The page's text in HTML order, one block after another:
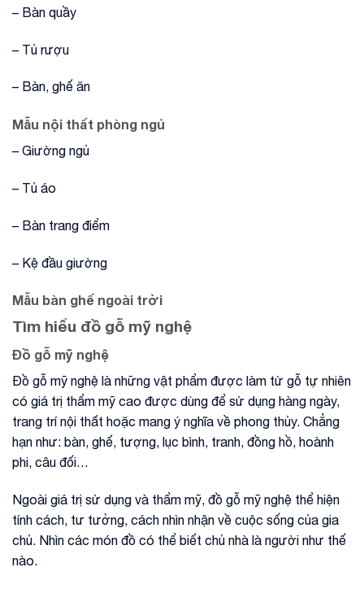
– Bàn quầy
– Tủ rượu
– Bàn, ghế ăn
Mẫu nội thất phòng ngủ
– Giường ngủ
– Tủ áo
– Bàn trang điểm
– Kệ đầu giường
Mẫu bàn ghế ngoài trời
Tìm hiểu đồ gỗ mỹ nghệ
Đồ gỗ mỹ nghệ
Đồ gỗ mỹ nghệ là những vật phẩm được làm từ gỗ tự nhiên
có giá trị thẩm mỹ cao được dùng để sử dụng hàng ngày,
trang trí nội thất hoặc mang ý nghĩa về phong thủy. Chẳng
hạn như: bàn, ghế, tượng, lục bình, tranh, đồng hồ, hoành
phi, câu đối…
Ngoài giá trị sử dụng và thẩm mỹ, đồ gỗ mỹ nghệ thể hiện
tính cách, tư tưởng, cách nhìn nhận về cuộc sống của gia
chủ. Nhìn các món đồ có thể biết chủ nhà là người như thế
nào.